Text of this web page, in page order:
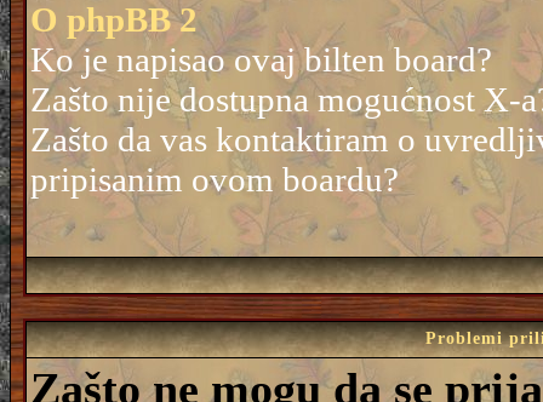
O phpBB 2
Ko je napisao ovaj bilten board?
Zašto nije dostupna mogućnost X-
Zašto da vas kontaktiram o
pripisanim ovom boardu?
Problemi
Zašto ne mogu da se